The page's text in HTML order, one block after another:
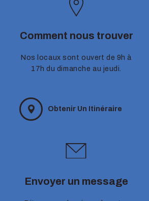
Comment nous trouver
Nos locaux sont ouvert de 9h à
17h du dimanche au jeudi.
Obtenir Un Itinéraire
Envoyer un message